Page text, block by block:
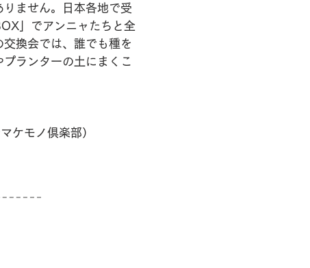
りません。日本各地で受
」でアンニャたちと全
換会では、誰でも種を
ランターの土にまくこ
ケモノ倶楽部）